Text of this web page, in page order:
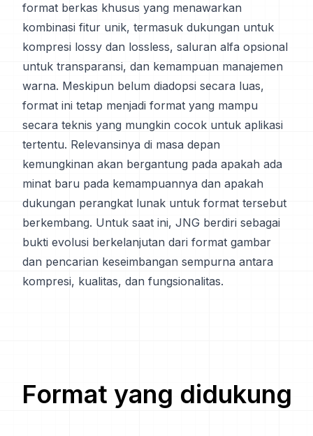
format berkas khusus yang menawarkan
kombinasi fitur unik, termasuk dukungan untuk
kompresi lossy dan lossless, saluran alfa opsional
untuk transparansi, dan kemampuan manajemen
warna. Meskipun belum diadopsi secara luas,
format ini tetap menjadi format yang mampu
secara teknis yang mungkin cocok untuk aplikasi
tertentu. Relevansinya di masa depan
kemungkinan akan bergantung pada apakah ada
minat baru pada kemampuannya dan apakah
dukungan perangkat lunak untuk format tersebut
berkembang. Untuk saat ini, JNG berdiri sebagai
bukti evolusi berkelanjutan dari format gambar
dan pencarian keseimbangan sempurna antara
kompresi, kualitas, dan fungsionalitas.
Format yang didukung